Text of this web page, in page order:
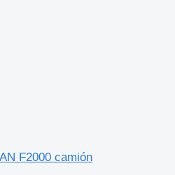
F2000 camión